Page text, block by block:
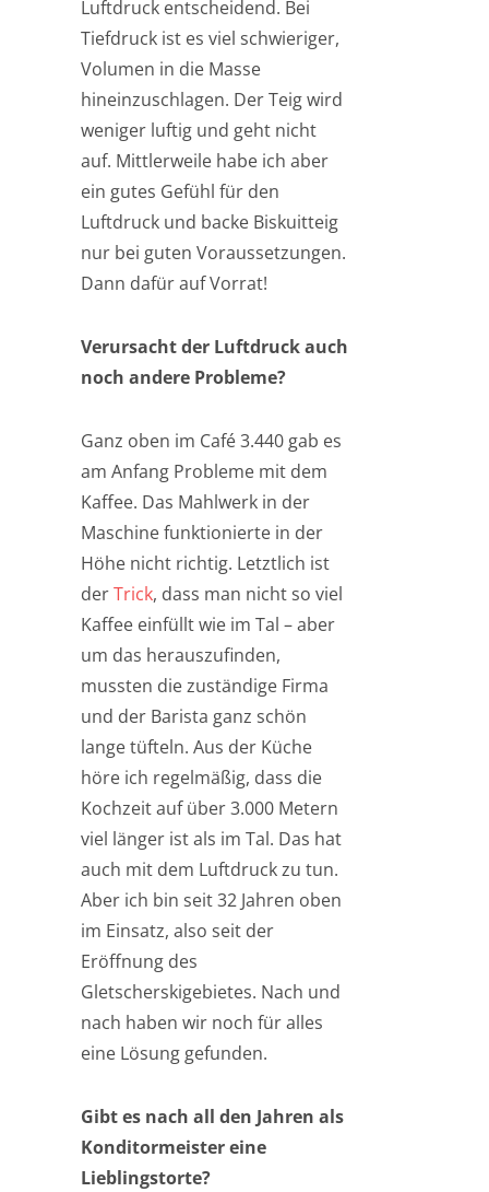
Luftdruck entscheidend. Bei
Tiefdruck ist es viel schwieriger,
Volumen in die Masse
hineinzuschlagen. Der Teig wird
weniger luftig und geht nicht
auf. Mittlerweile habe ich aber
ein gutes Gefühl für den
Luftdruck und backe Biskuitteig
nur bei guten Voraussetzungen.
Dann dafür auf Vorrat!
Verursacht der Luftdruck auch
noch andere Probleme?
Ganz oben im Café 3.440 gab es
am Anfang Probleme mit dem
Kaffee. Das Mahlwerk in der
Maschine funktionierte in der
Höhe nicht richtig. Letztlich ist
derTrick, dass man nicht so viel
Kaffee einfüllt wie im Tal – aber
um das herauszufinden,
mussten die zuständige Firma
und der Barista ganz schön
lange tüfteln. Aus der Küche
höre ich regelmäßig, dass die
Kochzeit auf über 3.000 Metern
viel länger ist als im Tal. Das hat
auch mit dem Luftdruck zu tun.
Aber ich bin seit 32 Jahren oben
im Einsatz, also seit der
Eröffnung des
Gletscherskigebietes. Nach und
nach haben wir noch für alles
eine Lösung gefunden.
Gibt es nach all den Jahren als
Konditormeister eine
Lieblingstorte?